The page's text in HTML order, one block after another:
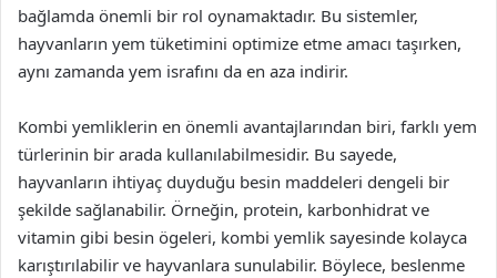
bağlamda önemli bir rol oynamaktadır. Bu sistemler,
hayvanların yem tüketimini optimize etme amacı taşırken,
aynı zamanda yem israfını da en aza indirir.
Kombi yemliklerin en önemli avantajlarından biri, farklı yem
türlerinin bir arada kullanılabilmesidir. Bu sayede,
hayvanların ihtiyaç duyduğu besin maddeleri dengeli bir
şekilde sağlanabilir. Örneğin, protein, karbonhidrat ve
vitamin gibi besin ögeleri, kombi yemlik sayesinde kolayca
karıştırılabilir ve hayvanlara sunulabilir. Böylece, beslenme